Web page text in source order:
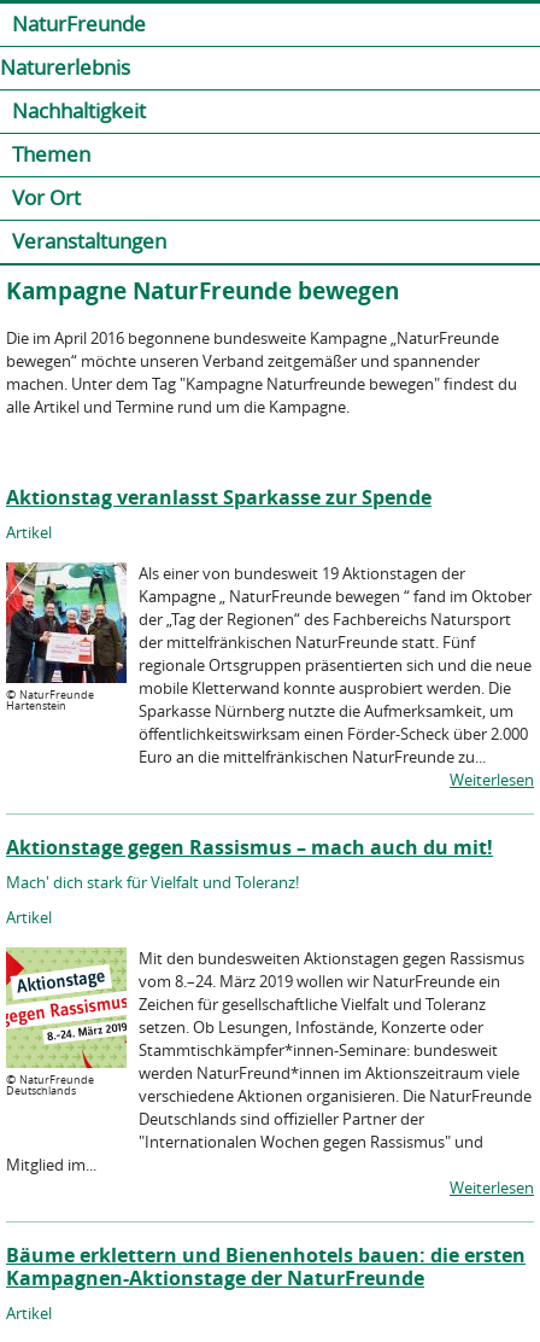
NaturFreunde
Naturerlebnis
Nachhaltigkeit
Themen
Vor Ort
Veranstaltungen
Kampagne NaturFreunde bewegen
Die im April 2016 begonnene bundesweite Kampagne „NaturFreunde
bewegen“ möchte unseren Verband zeitgemäßer und spannender
machen. Unter dem Tag "Kampagne Naturfreunde bewegen" findest du
alle Artikel und Termine rund um die Kampagne.
Aktionstag veranlasst Sparkasse zur Spende
Artikel
© NaturFreunde
Hartenstein
Als einer von bundesweit 19 Aktionstagen der
Kampagne „ NaturFreunde bewegen “ fand im Oktober
der „Tag der Regionen“ des Fachbereichs Natursport
der mittelfränkischen NaturFreunde statt. Fünf
regionale Ortsgruppen präsentierten sich und die neue
mobile Kletterwand konnte ausprobiert werden. Die
Sparkasse Nürnberg nutzte die Aufmerksamkeit, um
öffentlichkeitswirksam einen Förder-Scheck über 2.000
Euro an die mittelfränkischen NaturFreunde zu...
Weiterlesen
Aktionstage gegen Rassismus – mach auch du mit!
Mach' dich stark für Vielfalt und Toleranz!
Artikel
© NaturFreunde
Deutschlands
Mit den bundesweiten Aktionstagen gegen Rassismus
vom 8.–24. März 2019 wollen wir NaturFreunde ein
Zeichen für gesellschaftliche Vielfalt und Toleranz
setzen. Ob Lesungen, Infostände, Konzerte oder
Stammtischkämpfer*innen-Seminare: bundesweit
werden NaturFreund*innen im Aktionszeitraum viele
verschiedene Aktionen organisieren. Die NaturFreunde
Deutschlands sind offizieller Partner der
"Internationalen Wochen gegen Rassismus" und
Mitglied im...
Weiterlesen
Bäume erklettern und Bienenhotels bauen: die ersten
Kampagnen-Aktionstage der NaturFreunde
Artikel